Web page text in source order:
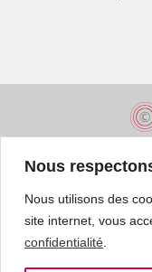
Nous
Nous utilisons des
site internet, vous
confidentialité